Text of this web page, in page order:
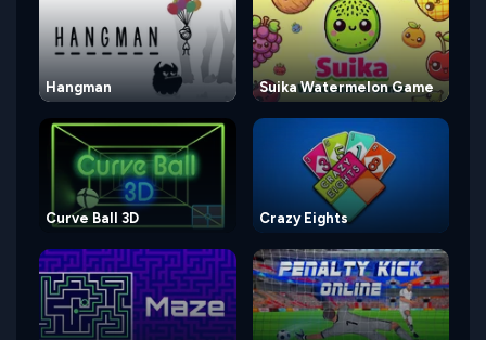
Hangman Suika Watermelon Game
Curve Ball 3D Crazy Eights